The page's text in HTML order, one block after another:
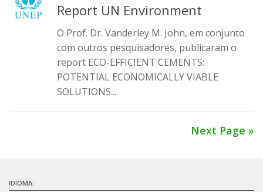
Report UN Environment
O Prof. Dr. Vanderley M. John, em conjunto
com outros pesquisadores, publicaram o
report ECO-EFFICIENT CEMENTS:
POTENTIAL ECONOMICALLY VIABLE
SOLUTIONS...
Next Page »
IDIOMA: